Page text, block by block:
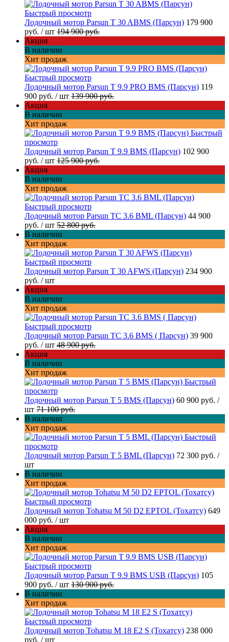
Быстрый просмотр
Лодочный мотор Parsun T 30 ABMS (Парсун) 179 900
руб. / шт 194 900 руб.
Акция
В наличии
Хит продаж
Быстрый просмотр
Лодочный мотор Parsun T 9.9 PRO BMS (Парсун) 119
900 руб. / шт 139 900 руб.
Акция
В наличии
Хит продаж
Быстрый
просмотр
Лодочный мотор Parsun T 9.9 BMS (Парсун) 102 900
руб. / шт 125 900 руб.
Акция
В наличии
Хит продаж
Быстрый просмотр
Лодочный мотор Parsun TC 3.6 BML (Парсун) 44 900
руб. / шт 52 800 руб.
В наличии
Хит продаж
Быстрый просмотр
Лодочный мотор Parsun T 30 AFWS (Парсун) 234 900
руб. / шт
Акция
В наличии
Хит продаж
Быстрый просмотр
Лодочный мотор Parsun TC 3.6 BMS ( Парсун) 39 900
руб. / шт 48 900 руб.
Акция
В наличии
Хит продаж
Быстрый
просмотр
Лодочный мотор Parsun T 5 BMS (Парсун) 60 900 руб. /
шт 71 100 руб.
В наличии
Хит продаж
Быстрый
просмотр
Лодочный мотор Parsun T 5 BML (Парсун) 72 300 руб. /
шт
В наличии
Хит продаж
Быстрый просмотр
Лодочный мотор Tohatsu M 50 D2 EPTOL (Тохатсу) 649
000 руб. / шт
Акция
В наличии
Хит продаж
Быстрый просмотр
Лодочный мотор Parsun T 9.9 BMS USB (Парсун) 105
900 руб. / шт 130 900 руб.
В наличии
Хит продаж
Быстрый просмотр
Лодочный мотор Tohatsu M 18 E2 S (Тохатсу) 238 000
руб. / шт